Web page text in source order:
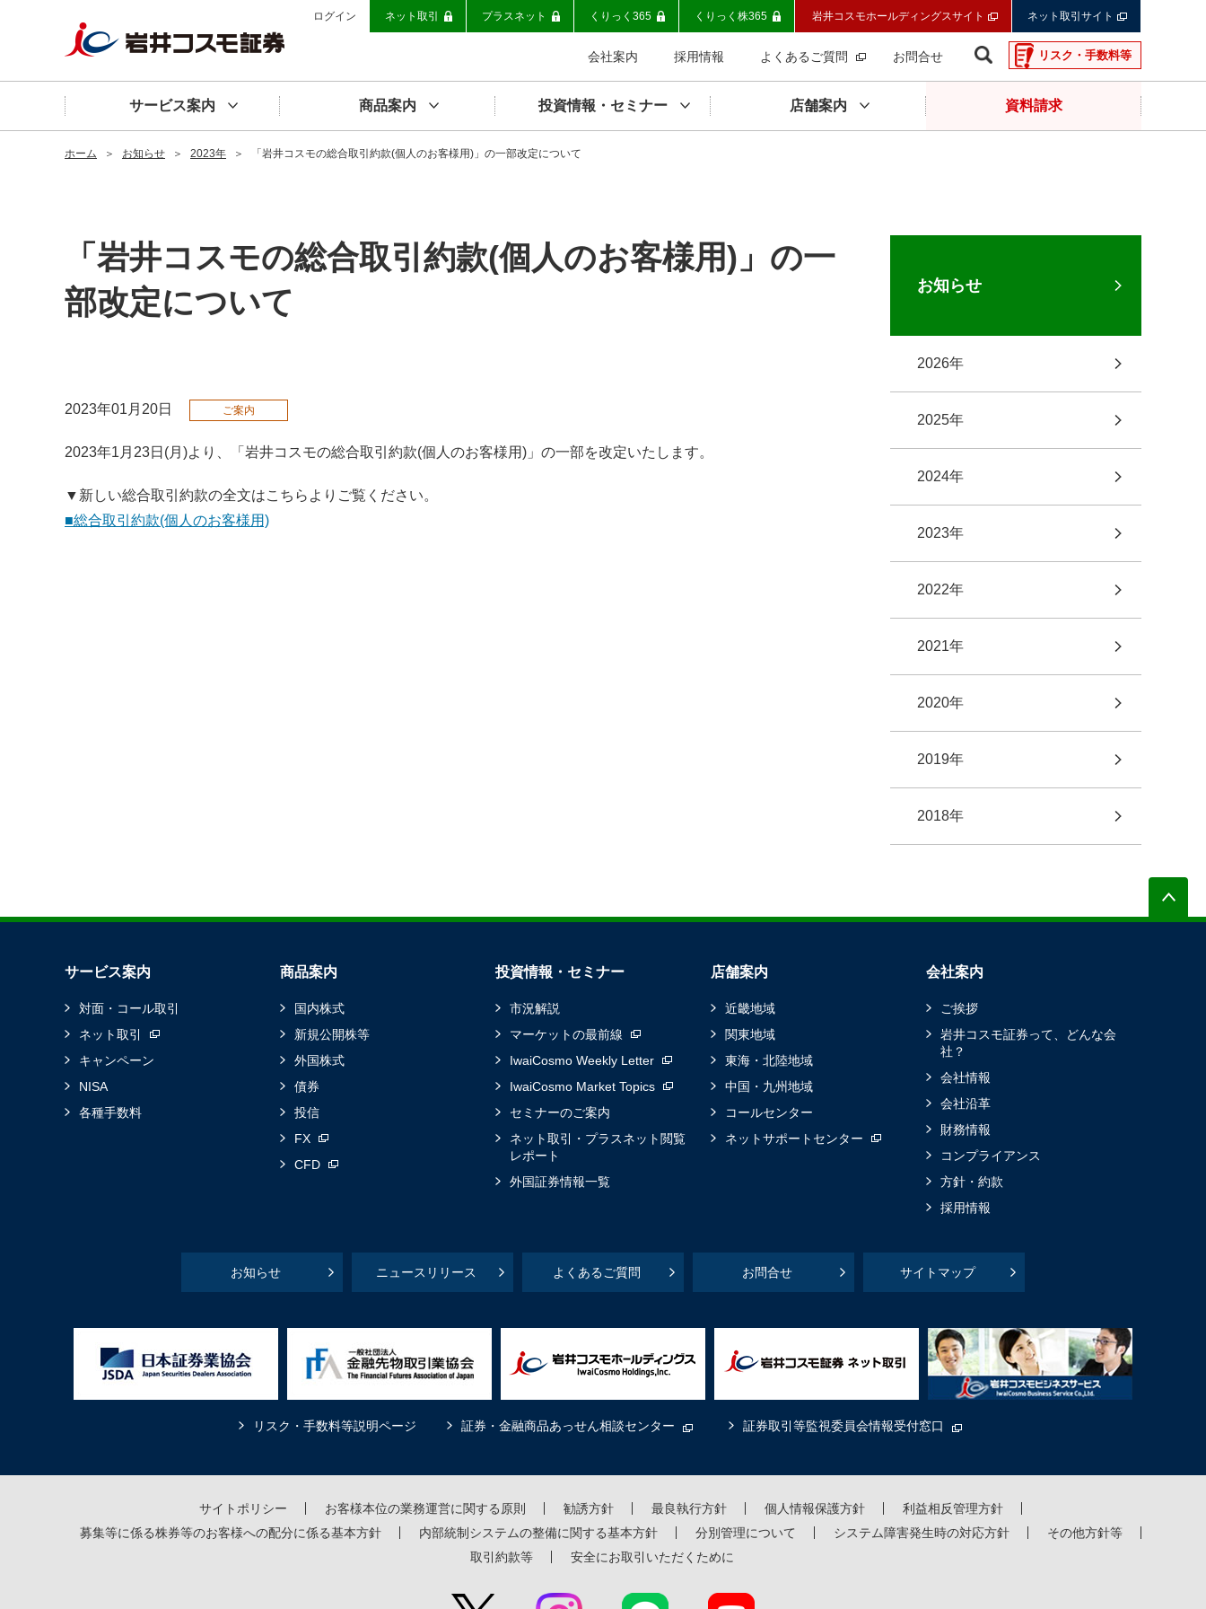
ログイン ネット取引 プラスネット くりっく365 くりっく株365 岩井コスモホールディングスサイト ネット取引サイト
会社案内 採用情報 よくあるご質問 お問合せ リスク・手数料等
サービス案内 商品案内 投資情報・セミナー 店舗案内 資料請求
ホーム ＞ お知らせ ＞ 2023年 ＞ 「岩井コスモの総合取引約款(個人のお客様用)」の一部改定について
「岩井コスモの総合取引約款(個人のお客様用)」の一
部改定について
2023年01月20日 ご案内
2023年1月23日(月)より、「岩井コスモの総合取引約款(個人のお客様用)」の一部を改定いたします。
▼新しい総合取引約款の全文はこちらよりご覧ください。
■総合取引約款(個人のお客様用)
お知らせ
2026年
2025年
2024年
2023年
2022年
2021年
2020年
2019年
2018年
サービス案内
対面・コール取引
ネット取引
キャンペーン
NISA
各種手数料
商品案内
国内株式
新規公開株等
外国株式
債券
投信
FX
CFD
投資情報・セミナー
市況解説
マーケットの最前線
IwaiCosmo Weekly Letter
IwaiCosmo Market Topics
セミナーのご案内
ネット取引・プラスネット閲覧
レポート
外国証券情報一覧
店舗案内
近畿地域
関東地域
東海・北陸地域
中国・九州地域
コールセンター
ネットサポートセンター
会社案内
ご挨拶
岩井コスモ証券って、どんな会
社？
会社情報
会社沿革
財務情報
コンプライアンス
方針・約款
採用情報
お知らせ ニュースリリース よくあるご質問 お問合せ サイトマップ
リスク・手数料等説明ページ 証券・金融商品あっせん相談センター 証券取引等監視委員会情報受付窓口
サイトポリシー お客様本位の業務運営に関する原則 勧誘方針 最良執行方針 個人情報保護方針
利益相反管理方針
募集等に係る株券等のお客様への配分に係る基本方針
内部統制システムの整備に関する基本方針 分別管理について システム障害発生時の対応方針
その他方針等
取引約款等
安全にお取引いただくために